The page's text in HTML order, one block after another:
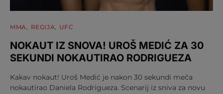
MMA REGIJA UFC
NOKAUT IZ SNOVA! UROŠ MEDIĆ ZA 30
SEKUNDI NOKAUTIRAO RODRIGUEZA
Kakav nokaut! Uroš Medić je nakon 30 sekundi meča
nokautirao Daniela Rodrigueza. Scenarij iz sniva za novu